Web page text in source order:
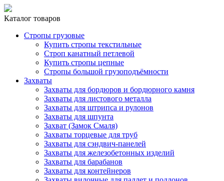
Каталог товаров
Стропы грузовые
Купить стропы текстильные
Строп канатный петлевой
Купить стропы цепные
Стропы большой грузоподъёмности
Захваты
Захваты для бордюров и бордюрного камня
Захваты для листового металла
Захваты для штрипса и рулонов
Захваты для шпунта
Захват (Замок Смаля)
Захваты торцевые для труб
Захваты для сэндвич-панелей
Захваты для железобетонных изделий
Захваты для барабанов
Захваты для контейнеров